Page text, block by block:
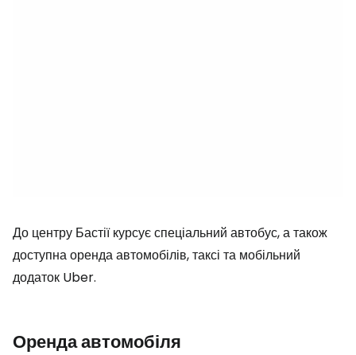
До центру Бастії курсує спеціальний автобус, а також
доступна оренда автомобілів, таксі та мобільний
додаток Uber.
Оренда автомобіля